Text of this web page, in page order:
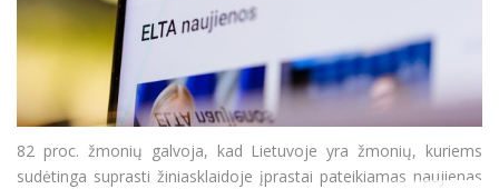
82 proc. žmonių galvoja, kad Lietuvoje yra žmonių, kuriems
sudėtinga suprasti žiniasklaidoje įprastai pateikiamas naujienas